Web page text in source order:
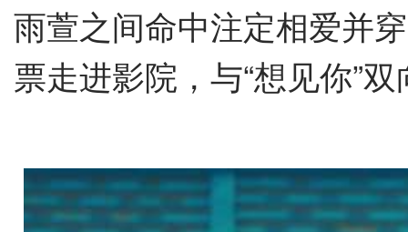
雨萱之间命中注定相爱并
票走进影院，与“想见你”